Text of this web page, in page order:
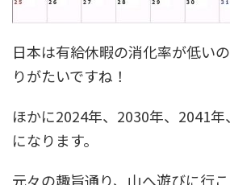
日本は有給休暇の消化率が低い
りがたいですね！
ほかに2024年、2030年、2041年
になります。
元々の趣旨通り、山へ遊びに行